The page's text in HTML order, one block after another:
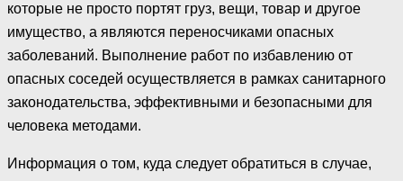
которые не просто портят груз, вещи, товар и другое
имущество, а являются переносчиками опасных
заболеваний. Выполнение работ по избавлению от
опасных соседей осуществляется в рамках санитарного
законодательства, эффективными и безопасными для
человека методами.
Информация о том, куда следует обратиться в случае,